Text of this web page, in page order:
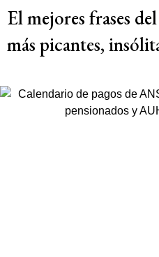
El mejores frases
más picantes,